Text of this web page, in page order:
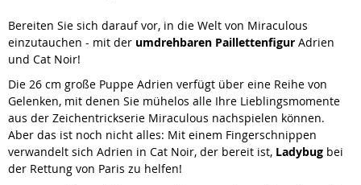
Bereiten Sie sich darauf vor, in die Welt von Miraculous
einzutauchen - mit der umdrehbaren Paillettenfigur Adrien
und Cat Noir!
Die 26 cm große Puppe Adrien verfügt über eine Reihe von
Gelenken, mit denen Sie mühelos alle Ihre Lieblingsmomente
aus der Zeichentrickserie Miraculous nachspielen können.
Aber das ist noch nicht alles: Mit einem Fingerschnippen
verwandelt sich Adrien in Cat Noir, der bereit ist, Ladybug bei
der Rettung von Paris zu helfen!